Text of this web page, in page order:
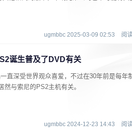
ugmbbc 2025-03-09 02:53 阅
诞生普及了DVD有关
直深受世界观众喜爱，不过在30年前是每年
与索尼的PS2主机有关。
ugmbbc 2024-12-23 14:43 阅